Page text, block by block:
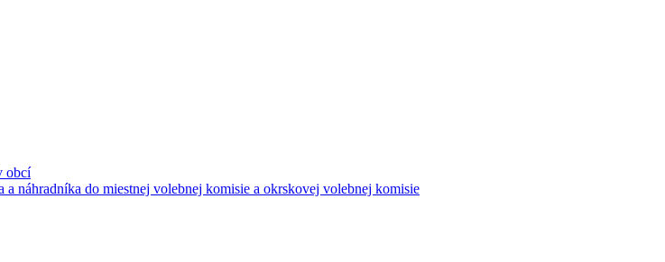
obcí
náhradníka do miestnej volebnej komisie a okrskovej volebnej komisie